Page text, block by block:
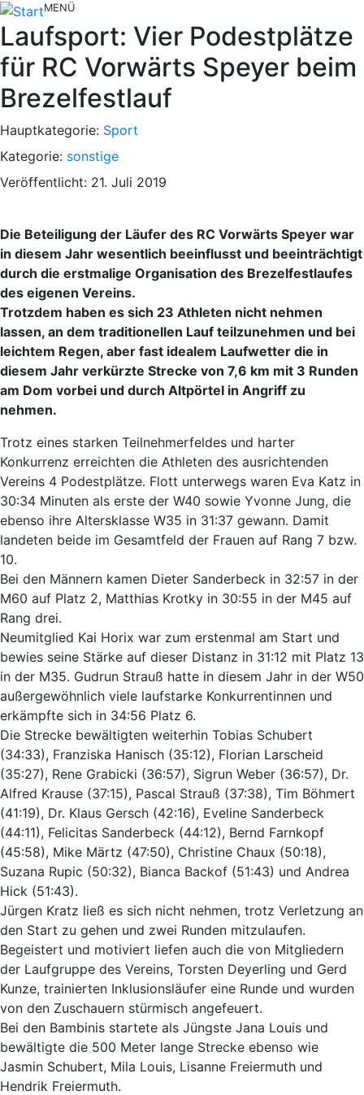
MENÜ
Laufsport: Vier Podestplätze
für RC Vorwärts Speyer beim
Brezelfestlauf
Hauptkategorie: Sport
Kategorie: sonstige
Veröffentlicht: 21. Juli 2019
Die Beteiligung der Läufer des RC Vorwärts Speyer war
in diesem Jahr wesentlich beeinflusst und beeinträchtigt
durch die erstmalige Organisation des Brezelfestlaufes
des eigenen Vereins.
Trotzdem haben es sich 23 Athleten nicht nehmen
lassen, an dem traditionellen Lauf teilzunehmen und bei
leichtem Regen, aber fast idealem Laufwetter die in
diesem Jahr verkürzte Strecke von 7,6 km mit 3 Runden
am Dom vorbei und durch Altpörtel in Angriff zu
nehmen.
Trotz eines starken Teilnehmerfeldes und harter
Konkurrenz erreichten die Athleten des ausrichtenden
Vereins 4 Podestplätze. Flott unterwegs waren Eva Katz in
30:34 Minuten als erste der W40 sowie Yvonne Jung, die
ebenso ihre Altersklasse W35 in 31:37 gewann. Damit
landeten beide im Gesamtfeld der Frauen auf Rang 7 bzw.
10.
Bei den Männern kamen Dieter Sanderbeck in 32:57 in der
M60 auf Platz 2, Matthias Krotky in 30:55 in der M45 auf
Rang drei.
Neumitglied Kai Horix war zum erstenmal am Start und
bewies seine Stärke auf dieser Distanz in 31:12 mit Platz 13
in der M35. Gudrun Strauß hatte in diesem Jahr in der W50
außergewöhnlich viele laufstarke Konkurrentinnen und
erkämpfte sich in 34:56 Platz 6.
Die Strecke bewältigten weiterhin Tobias Schubert
(34:33), Franziska Hanisch (35:12), Florian Larscheid
(35:27), Rene Grabicki (36:57), Sigrun Weber (36:57), Dr.
Alfred Krause (37:15), Pascal Strauß (37:38), Tim Böhmert
(41:19), Dr. Klaus Gersch (42:16), Eveline Sanderbeck
(44:11), Felicitas Sanderbeck (44:12), Bernd Farnkopf
(45:58), Mike Märtz (47:50), Christine Chaux (50:18),
Suzana Rupic (50:32), Bianca Backof (51:43) und Andrea
Hick (51:43).
Jürgen Kratz ließ es sich nicht nehmen, trotz Verletzung an
den Start zu gehen und zwei Runden mitzulaufen.
Begeistert und motiviert liefen auch die von Mitgliedern
der Laufgruppe des Vereins, Torsten Deyerling und Gerd
Kunze, trainierten Inklusionsläufer eine Runde und wurden
von den Zuschauern stürmisch angefeuert.
Bei den Bambinis startete als Jüngste Jana Louis und
bewältigte die 500 Meter lange Strecke ebenso wie
Jasmin Schubert, Mila Louis, Lisanne Freiermuth und
Hendrik Freiermuth.